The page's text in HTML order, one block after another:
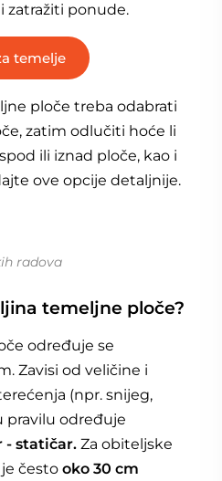
zatražiti ponude.
temelje
ploče treba odabrati
zatim odlučiti hoće li
ili iznad ploče, kao i
ove opcije detaljnije.
radova
temeljne ploče?
određuje se
Zavisi od veličine i
(npr. snijeg,
pravilu određuje
- statičar. Za obiteljske
često oko 30 cm